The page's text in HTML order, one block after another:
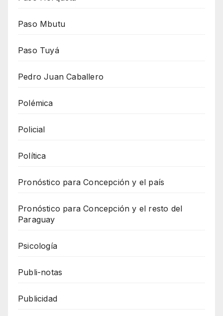
Paso Mbutu
Paso Tuyá
Pedro Juan Caballero
Polémica
Policial
Política
Pronóstico para Concepción y el país
Pronóstico para Concepción y el resto del
Paraguay
Psicología
Publi-notas
Publicidad